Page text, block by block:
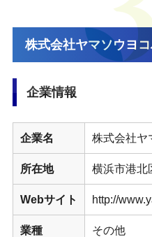
株式会社ヤマソウヨ
企業情報
企業名 株式会社ヤ
所在地 横浜市港北
Webサイト http://
業種 その他